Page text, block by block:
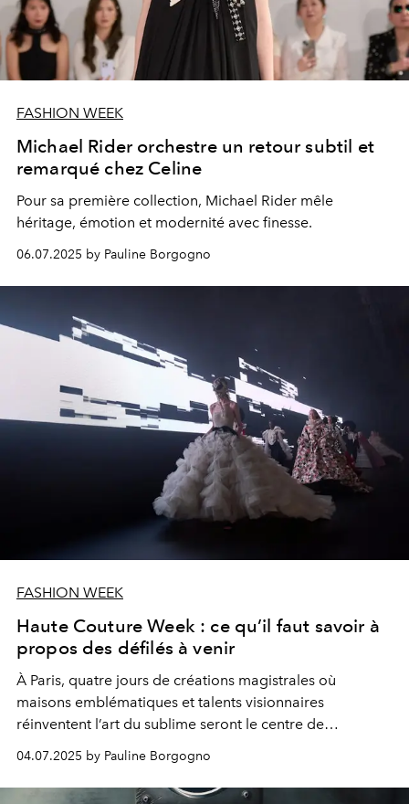
FASHION WEEK
Michael Rider orchestre un retour subtil et
remarqué chez Celine
Pour sa première collection, Michael Rider mêle
héritage, émotion et modernité avec finesse.
06.07.2025 by Pauline Borgogno
FASHION WEEK
Haute Couture Week : ce qu’il faut savoir à
propos des défilés à venir
À Paris, quatre jours de créations magistrales où
maisons emblématiques et talents visionnaires
réinventent l’art du sublime seront le centre de
Automne/Hiver 2025-26.
04.07.2025 by Pauline Borgogno